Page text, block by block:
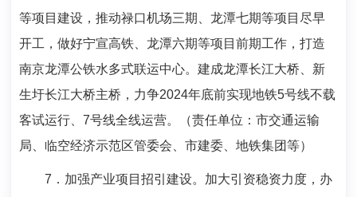
等项目建设，推动禄口机场三期、龙潭七期等项目尽早
开工，做好宁宣高铁、龙潭六期等项目前期工作，打造
南京龙潭公铁水多式联运中心。建成龙潭长江大桥、新
生圩长江大桥主桥，力争2024年底前实现地铁5号线不载
客试运行、7号线全线运营。（责任单位：市交通运输
局、临空经济示范区管委会、市建委、地铁集团等）
7 ．加强产业项目招引建设。加大引资稳资力度，办